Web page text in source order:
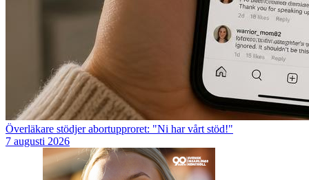
Överläkare stödjer abortupproret: "Ni har vårt stöd!"
7 augusti 2026